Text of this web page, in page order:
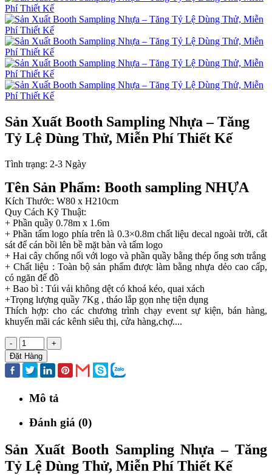
Sản Xuất Booth Sampling Nhựa – Tăng
Tỷ Lệ Dùng Thử, Miễn Phí Thiết Kế
Tình trạng: 2-3 Ngày
Tên Sản Phẩm: Booth sampling NHỰA
Kích Thước: W80 x H210cm
Quy Cách Kỹ Thuật:
+ Phần quầy 0.78m x 1.6m
+ Phần tấm logo phía trên là 0.3×0.8m chất liệu decal ngoài trời, cắt
sát để cán bồi lên bề mặt bàn và tấm logo
+ Hai cây chống nối với logo và phần quầy bằng thép ống sơn trắng
+ Chất liệu : Toàn bộ sản phẩm được làm bằng nhựa dẻo cao cấp,
có ngăn để đồ
+ Bao bì : Túi vải không dệt có khoá kéo, quai xách
+Trọng lượng quầy 7Kg , tháo lắp gọn nhẹ tiện dụng
Thích hợp: cho các chương trình chạy event sự kiện, bán hàng,
khuyến mãi các kênh siêu thị, cửa hàng,chợ....
-
+
Đặt Hàng
Mô tả
Đánh giá (0)
Sản Xuất Booth Sampling Nhựa – Tăng
Tỷ Lệ Dùng Thử, Miễn Phí Thiết Kế